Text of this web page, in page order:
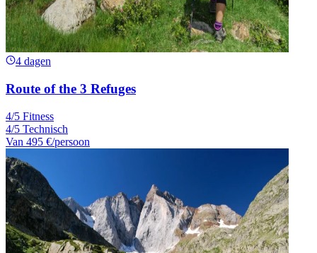
4 dagen
Route of the 3 Refuges
4/5 Fitness
4/5 Technisch
Van 495 €/persoon